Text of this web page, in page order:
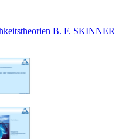
B. F. SKINNER